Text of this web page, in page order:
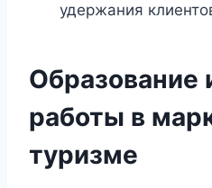
удержания
Образование
работы в
туризме